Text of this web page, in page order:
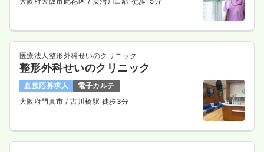
1,700
担当業務未経験可
ブランク可 時給1,700円以上可
気になる
一般病院
医療法人整形外科せいのクリニック
整形外科せいのクリニック
直接応募求人
電子カルテ
大阪府門真市 / 古川橋駅 徒歩3分